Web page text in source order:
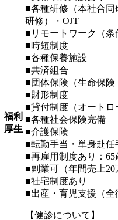
福利
厚生
■各種研修（本社合同
研修）・OJT
■リモートワーク（条
■時短制度
■各種保養施設
■共済組合
■団体保険（生命保険
■財形制度
■貸付制度（オートロ
■各種社会保険完備
■介護保険
■転勤手当・単身赴任
■再雇用制度あり：65
■副業可（年間売上20
■社宅制度あり
■出産・育児支援（全
【健診について】